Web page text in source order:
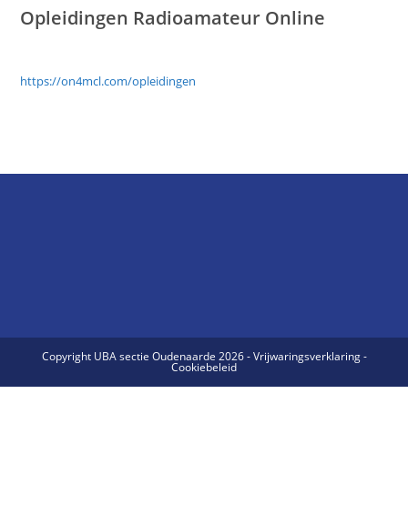
Opleidingen Radioamateur Online
https://on4mcl.com/opleidingen
Copyright UBA sectie Oudenaarde 2026 - Vrijwaringsverklaring -
Cookiebeleid